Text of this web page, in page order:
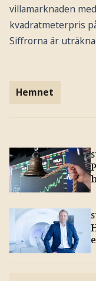
villamarknaden
kvadratmeterpris
Siffrorna är
Hemnet